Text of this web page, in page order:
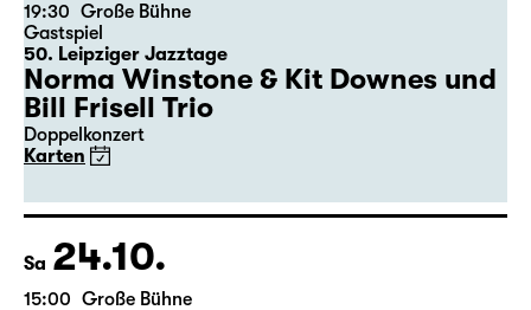
19:30 Große Bühne
Gastspiel
50. Leipziger Jazztage
Norma Winstone & Kit Downes und
Bill Frisell Trio
Doppelkonzert
Karten
Sa 24.10.
15:00 Große Bühne